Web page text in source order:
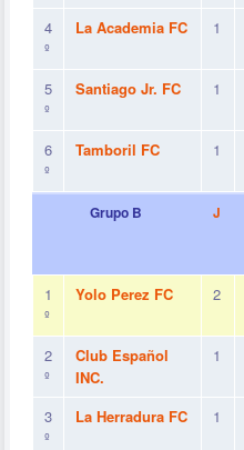
4
º
La Academia FC 1
5
º
Santiago Jr. FC 1
6
º
Tamboril FC 1
Grupo B J
1
º
Yolo Perez FC 2
2
º
Club Español
INC.
1
3
º
La Herradura FC 1